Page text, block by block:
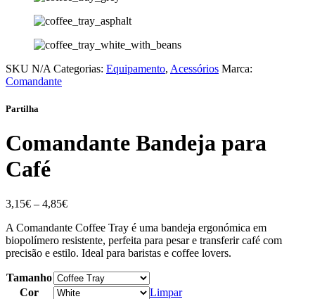
SKU N/A Categorias: Equipamento, Acessórios Marca:
Comandante
Partilha
Comandante Bandeja para
Café
3,15€ – 4,85€
A Comandante Coffee Tray é uma bandeja ergonómica em
biopolímero resistente, perfeita para pesar e transferir café com
precisão e estilo. Ideal para baristas e coffee lovers.
Tamanho
Cor
Limpar